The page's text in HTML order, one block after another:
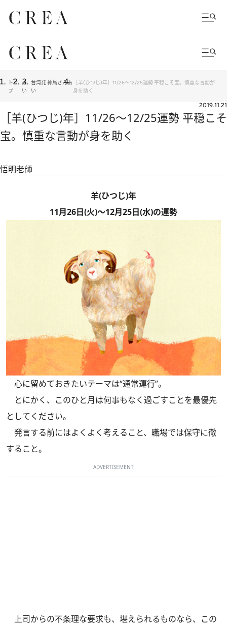
トッ
プ
占
い
台湾発 神鳥さん占
い
［羊(ひつじ)年］11/26～12/25運勢 平穏こそ宝。慎重な言動が
身を助く
2019.11.21
［羊(ひつじ)年］11/26～12/25運勢 平穏こそ
宝。慎重な言動が身を助く
悟明老師
羊(ひつじ)年
11月26日(火)～12月25日(水)の運勢
心に留めておきたいテーマは“通常運行”。
とにかく、このひと月は何事もなく過ごすことを最優先
としてください。
発言する前にはよくよく考えること、職場では保守に徹
すること。
ADVERTISEMENT
上司からの不条理な要求も、堪えられるものなら、この